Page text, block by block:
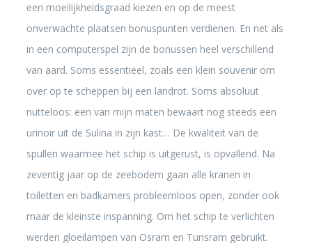
een moeilijkheidsgraad kiezen en op de meest
onverwachte plaatsen bonuspunten verdienen. En net als
in een computerspel zijn de bonussen heel verschillend
van aard. Soms essentieel, zoals een klein souvenir om
over op te scheppen bij een landrot. Soms absoluut
nutteloos: een van mijn maten bewaart nog steeds een
urinoir uit de Sulina in zijn kast… De kwaliteit van de
spullen waarmee het schip is uitgerust, is opvallend. Na
zeventig jaar op de zeebodem gaan alle kranen in
toiletten en badkamers probleemloos open, zonder ook
maar de kleinste inspanning. Om het schip te verlichten
werden gloeilampen van Osram en Tunsram gebruikt.